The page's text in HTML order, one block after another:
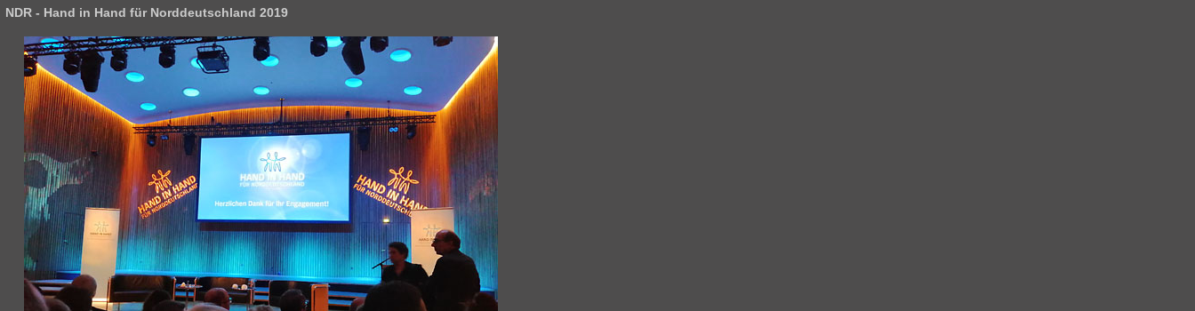
NDR - Hand in Hand für Norddeutschland 2019